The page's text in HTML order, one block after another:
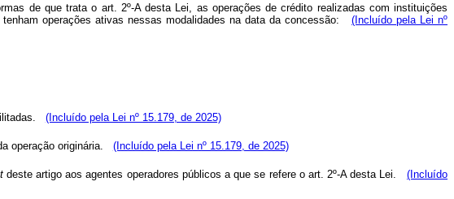
de que trata o art. 2º-A desta Lei, as operações de crédito realizadas com instituições
tenham operações ativas nessas modalidades na data da concessão:(Incluído pela Lei nº
(Incluído pela Lei nº 15.179, de 2025)
operação originária. (Incluído pela Lei nº 15.179, de 2025)
deste artigo aos agentes operadores públicos a que se refere o art. 2º-A desta Lei.
(Incluído